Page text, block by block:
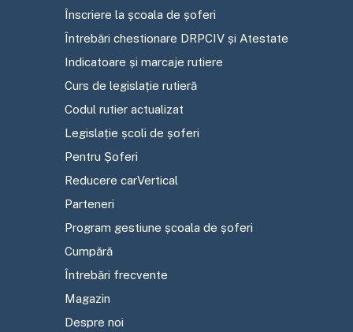
Înscriere la școala de șoferi
Întrebări chestionare DRPCIV și Atestate
Indicatoare și marcaje rutiere
Curs de legislație rutieră
Codul rutier actualizat
Legislație școli de șoferi
Pentru Șoferi
Reducere carVertical
Parteneri
Program gestiune școala de șoferi
Cumpără
Întrebări frecvente
Magazin
Despre noi